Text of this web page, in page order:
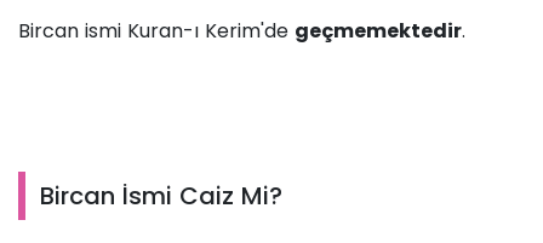
Bircan ismi Kuran-ı Kerim'de geçmemektedir.
Bircan İsmi Caiz Mi?